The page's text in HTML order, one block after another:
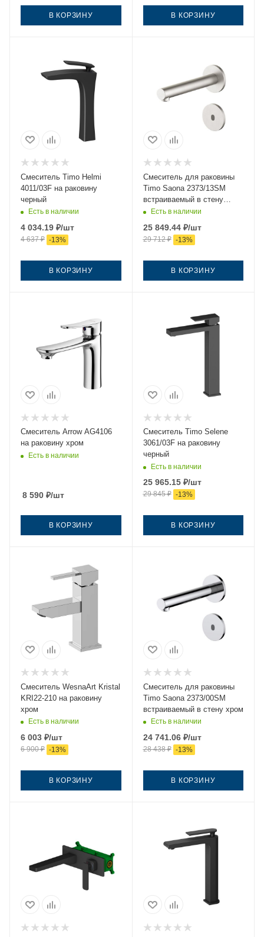
В КОРЗИНУ В КОРЗИНУ
Смеситель Timo Helmi
4011/03F на раковину
черный
Есть в наличии
4 034.19 ₽/шт
4 637₽ -13%
В КОРЗИНУ
Смеситель для раковины
Timo Saona 2373/13SM
встраиваемый в стену
никель
Есть в наличии
25 849.44₽/шт
29 712₽ -13%
В КОРЗИНУ
Смеситель Arrow AG4106
на раковину хром
Есть в наличии
8 590 ₽/шт
В КОРЗИНУ
Смеситель Timo Selene
3061/03F на раковину
черный
Есть в наличии
25 965.15₽/шт
29 845₽ -13%
В КОРЗИНУ
Смеситель WesnaArt Kristal
KRI22-210 на раковину
хром
Есть в наличии
6 003 ₽/шт
6 900₽ -13%
В КОРЗИНУ
Смеситель для раковины
Timo Saona 2373/00SM
встраиваемый в стену хром
Есть в наличии
24 741.06₽/шт
28 438₽ -13%
В КОРЗИНУ